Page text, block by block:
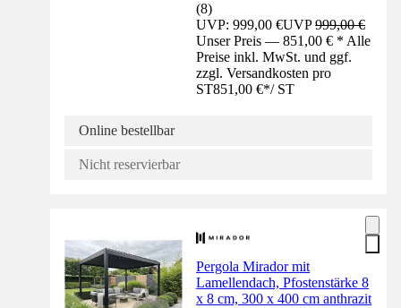
(8)
UVP: 999,00 €UVP999,00 €
Unser Preis — 851,00 € * Alle
Preise inkl. MwSt. und ggf.
zzgl. Versandkosten pro
ST851,00 €*/ ST
Online bestellbar
Nicht reservierbar
Pergola Mirador mit
Lamellendach, Pfostenstärke 8
x 8 cm, 300 x 400 cm anthrazit